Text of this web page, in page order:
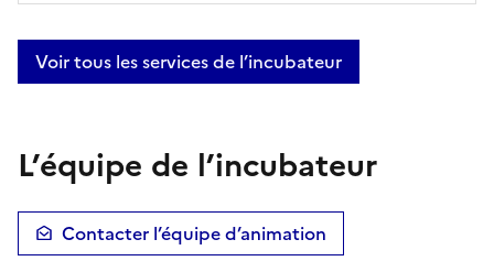
Voir tous les services de l’incubateur
L’équipe de l’incubateur
Contacter l’équipe d’animation